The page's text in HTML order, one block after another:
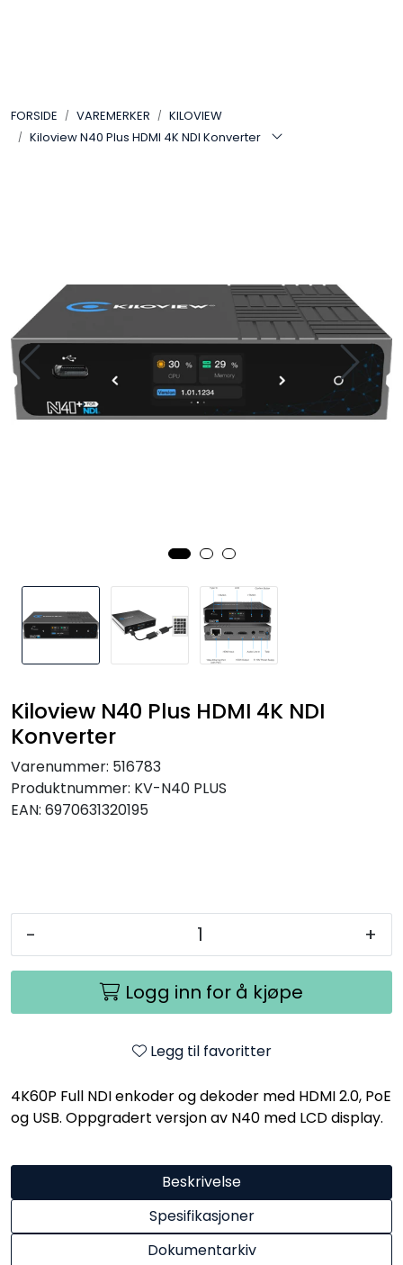
FORSIDE VAREMERKER
KILOVIEW
Kiloview N40 Plus HDMI 4K NDI Konverter
Kiloview N40 Plus HDMI 4K NDI
Konverter
Varenummer: 516783
Produktnummer: KV-N40 PLUS
EAN: 6970631320195
- +
Logg inn for å kjøpe
Legg til favoritter
4K60P Full NDI enkoder og dekoder med HDMI 2.0, PoE
og USB. Oppgradert versjon av N40 med LCD display.
Beskrivelse
Spesifikasjoner
Dokumentarkiv
LYD
AKTUELT
BRUKT
SAMTALEROM